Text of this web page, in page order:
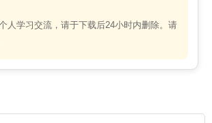
人学习交流，请于下载后24小时内删除。请